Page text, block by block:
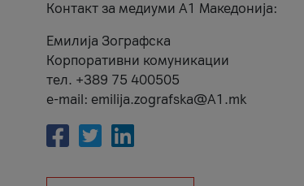
Контакт за медиуми А1 Македонија:
Емилија Зографска
Корпоративни комуникации
тел. +389 75 400505
e-mail: emilija.zografska@A1.mk